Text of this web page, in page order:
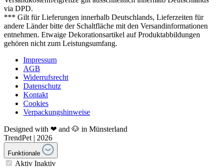
via DPD.
*** Gilt für Lieferungen innerhalb Deutschlands, Lieferzeiten für
andere Länder bitte der Schaltfläche mit den Versandinformationen
entnehmen. Etwaige Dekorationsartikel auf Produktabbildungen
gehören nicht zum Leistungsumfang.
Impressum
AGB
Widerrufsrecht
Datenschutz
Kontakt
Cookies
Verpackungshinweise
Designed with ❤ and 🐶 in Münsterland
TrendPet | 2026
Funktionale
Aktiv Inaktiv